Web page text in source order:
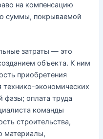
на компенсацию
суммы, покрываемой
затраты — это
объекта. К ним
приобретения
экономических
фазы; оплата труда
команды
строительства,
материалы,